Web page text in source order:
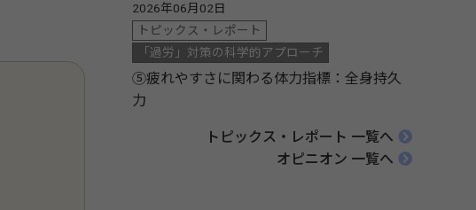
2026年06月02日
トピックス・レポート
「過労」対策の科学的アプローチ
⑤疲れやすさに関わる体力指標：全身持久
力
トピックス・レポート 一覧へ
オピニオン 一覧へ